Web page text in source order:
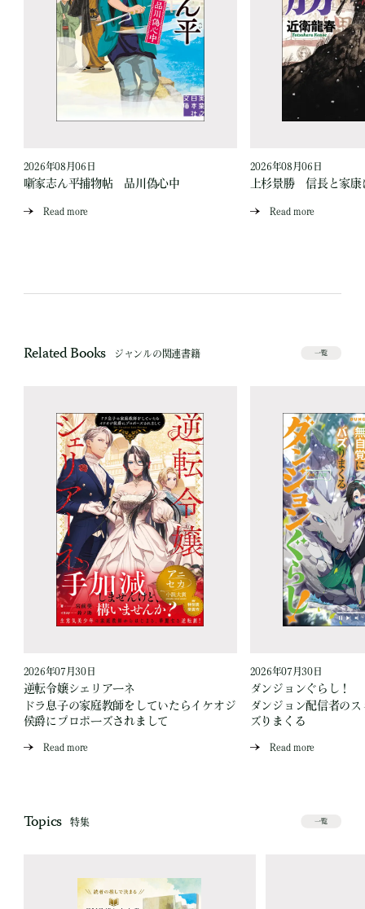
2026年08月06日
噺家志ん平捕物帖 品川偽心中
Read more
2026年08月06日
上杉景勝 信長と家康
Read more
Related Books ジャンルの関連書籍 一覧
2026年07月30日
逆転令嬢シェリアーネ
ドラ息子の家庭教師をしていたらイケオジ
侯爵にプロポーズされまして
Read more
2026年07月30日
ダンジョンぐらし！
ダンジョン配信者の
ズりまくる
Read more
Topics 特集 一覧